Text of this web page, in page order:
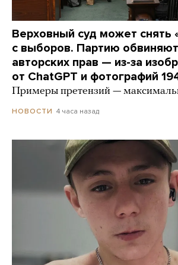
Верховный суд может снять
с выборов. Партию
авторских прав — из-за
от ChatGPT и фотографий
Примеры претензий —
НОВОСТИ 4 часа назад